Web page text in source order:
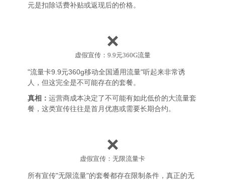
元是扣除话费补贴或返现后的价格。
❌
虚假宣传：9.9元360G流量
"流量卡9.9元360g移动全国通用流量"听起来非常诱
人，但这完全是不可能存在的套餐。
真相： 运营商成本决定了不可能有如此低价的大流量套
餐，这类宣传往往是首月优惠或需要长期合约。
❌
虚假宣传：无限流量卡
所有宣传"无限流量"的套餐都存在限制条件，真正的无